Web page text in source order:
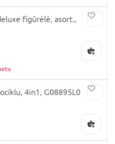
figūrėlė, asort.,
4in1, G08895L0